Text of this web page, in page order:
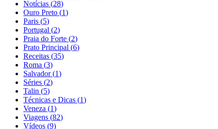
Notícias (28)
Ouro Preto (1)
Paris (5)
Portugal (2)
Praia do Forte (2)
Prato Principal (6)
Receitas (35)
Roma (3)
Salvador (1)
Séries (2)
Talin (5)
Técnicas e Dicas (1)
Veneza (1)
Viagens (82)
Vídeos (9)